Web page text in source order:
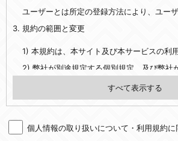
・当社サービスのご利用履歴
・当社ウェブサイト・サービス内のクッキー
【外部サービスアカウントを利用される場
3. 規約の範囲と変更
4. ユーザーの登録内容について
個人情報の取り扱いについて・利用規約に